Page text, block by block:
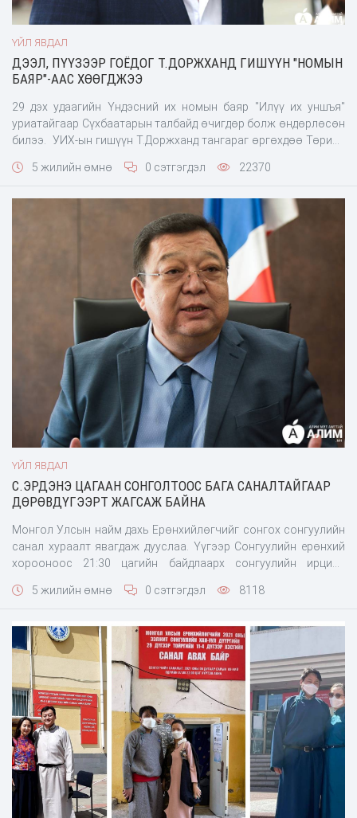
ҮЙЛ ЯВДАЛ
ДЭЭЛ, ПҮҮЗЭЭР ГОЁДОГ Т.ДОРЖХАНД ГИШҮҮН "НОМЫН
БАЯР"-ААС ХӨӨГДЖЭЭ
29 дэх удаагийн Үндэсний их номын баяр "Илүү их уншъя"
уриатайгаар Сүхбаатарын талбайд өчигдөр болж өндөрлөсөн
билээ. УИХ-ын гишүүн Т.Доржханд тангараг өргөхдөө Төрийн
сонгуульд саналаа өгөхөөр очихдоо дээл, пүүзээр өмсөж
өртсөн юм. Тэгвэл өчигдөр УИХ-ын гишүүн "Номын баяр"-т
5 жилийн өмнө 0 сэтгэгдэл 22370
ҮЙЛ ЯВДАЛ
С.ЭРДЭНЭ ЦАГААН СОНГОЛТООС БАГА САНАЛТАЙГААР
ДӨРӨВДҮГЭЭРТ ЖАГСАЖ БАЙНА
Монгол Улсын найм дахь Ерөнхийлөгчийг сонгох сонгуулийн
санал хураалт явагдаж дууслаа. Үүгээр Сонгуулийн ерөнхий
хорооноос 21:30 цагийн байдлаарх сонгуулийн ирцийн
хэлэхдээ “22:00 цаг болж сонгуулийн санал хураалт дууслаа.
хувьд хүрлээ. Хуулинд заасны дагуу сонгуулийн ирц б
5 жилийн өмнө 0 сэтгэгдэл 8118